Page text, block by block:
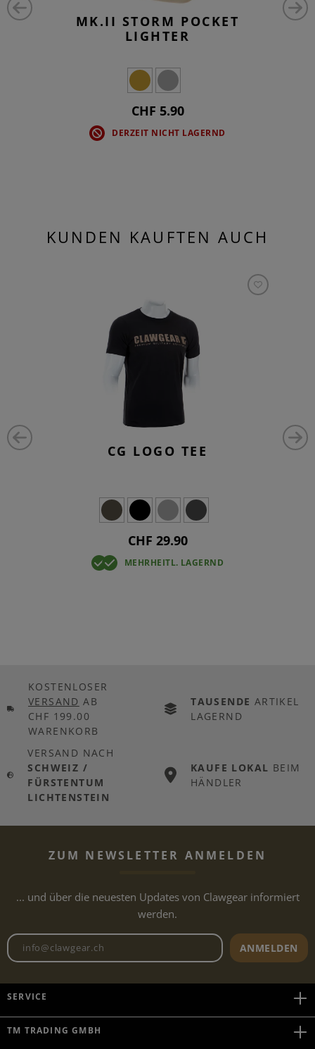
MK.II STORM POCKET
LIGHTER
CHF 5.90
DERZEIT NICHT LAGERND
KUNDEN KAUFTEN AUCH
CG LOGO TEE
CHF 29.90
MEHRHEITL. LAGERND
KOSTENLOSER
VERSAND AB
CHF 199.00
WARENKORB
TAUSENDE ARTIKEL
LAGERND
VERSAND NACH
SCHWEIZ /
FÜRSTENTUM
LICHTENSTEIN
KAUFE LOKAL BEIM
HÄNDLER
ZUM NEWSLETTER ANMELDEN
... und über die neuesten Updates von Clawgear informiert
werden.
Newsletter E-Mail-Adresse
ANMELDEN
SERVICE
TM TRADING GMBH